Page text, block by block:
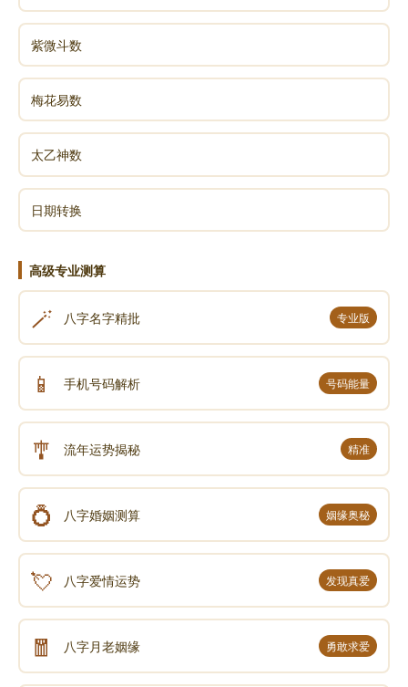
紫微斗数
梅花易数
太乙神数
日期转换
高级专业测算
🪄 八字名字精批 专业版
📱 手机号码解析 号码能量
🎐 流年运势揭秘 精准
💍 八字婚姻测算 姻缘奥秘
💘 八字爱情运势 发现真爱
🧧 八字月老姻缘 勇敢求爱